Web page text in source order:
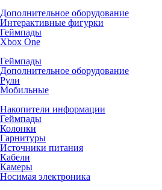
Дополнительное оборудование
Интерактивные фигурки
Геймпады
Xbox One
Геймпады
Дополнительное оборудование
Рули
Мобильные
Накопители информации
Геймпады
Колонки
Гарнитуры
Источники питания
Кабели
Камеры
Носимая электроника